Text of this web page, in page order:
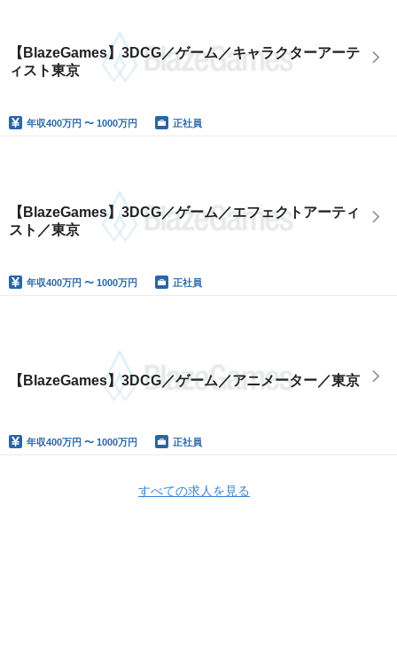
【BlazeGames】3DCG／ゲーム／キャラクターアーテ
ィスト東京
年収400万円 〜 1000万円 正社員
【BlazeGames】3DCG／ゲーム／エフェクトアーティ
スト／東京
年収400万円 〜 1000万円 正社員
【BlazeGames】3DCG／ゲーム／アニメーター／東京
年収400万円 〜 1000万円 正社員
すべての求人を見る